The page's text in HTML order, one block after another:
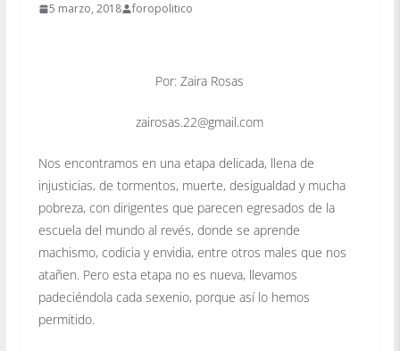
5 marzo, 2018 foropolitico
Por: Zaira Rosas
zairosas.22@gmail.com
Nos encontramos en una etapa delicada, llena de
injusticias, de tormentos, muerte, desigualdad y mucha
pobreza, con dirigentes que parecen egresados de la
escuela del mundo al revés, donde se aprende
machismo, codicia y envidia, entre otros males que nos
atañen. Pero esta etapa no es nueva, llevamos
padeciéndola cada sexenio, porque así lo hemos
permitido.